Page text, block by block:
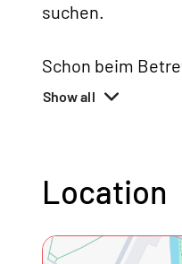
suchen.
Schon beim
Show all
Location